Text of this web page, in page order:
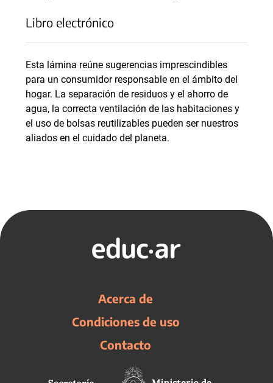
Libro electrónico
Esta lámina reúne sugerencias imprescindibles
para un consumidor responsable en el ámbito del
hogar. La separación de residuos y el ahorro de
agua, la correcta ventilación de las habitaciones y
el uso de bolsas reutilizables pueden ser nuestros
aliados en el cuidado del planeta.
Acerca de
Condiciones de uso
Contacto